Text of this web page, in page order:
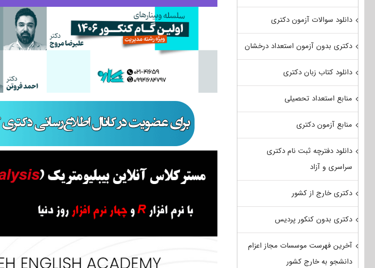
دانلود سوالات آزمون دکتری
دکتری بدون آزمون استعداد درخشان
دانلود کتاب زبان دکتری
منابع استعداد تحصیلی
منابع آزمون دکتری
دانلود دفترچه ثبت نام دکتری
سراسری و آزاد
دکتری خارج از کشور
دکتری بدون کنکور پردیس
آخرین فهرست موسسات مجاز اعزام
دانشجو به خارج کشور